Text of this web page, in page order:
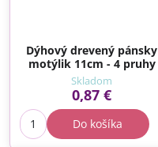
Dýhový drevený pánsky
motýlik 11cm - 4 pruhy
Skladom
0,87 €
Do košíka